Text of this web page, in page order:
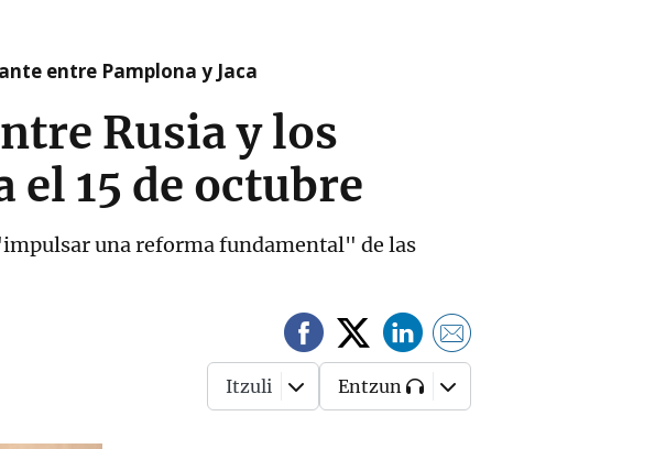
entre Pamplona y Jaca
Rusia y los
el 15 de octubre
una reforma fundamental" de las
Itzuli Entzun